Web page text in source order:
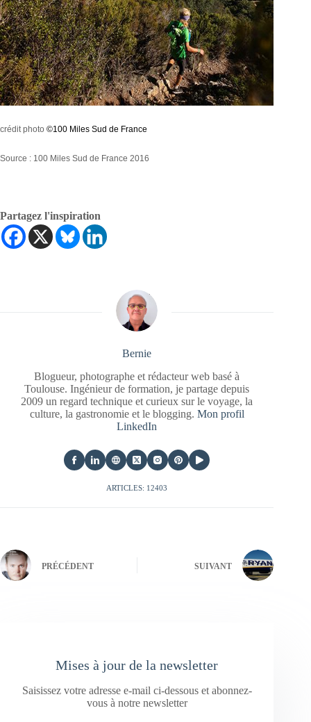
crédit photo ©100 Miles Sud de France
Source : 100 Miles Sud de France 2016
Partagez l'inspiration
Bernie
Blogueur, photographe et rédacteur web basé à
Toulouse. Ingénieur de formation, je partage depuis
2009 un regard technique et curieux sur le voyage, la
culture, la gastronomie et le blogging. Mon profil
LinkedIn
ARTICLES: 12403
PRÉCÉDENT SUIVANT
Mises à jour de la newsletter
Saisissez votre adresse e-mail ci-dessous et abonnez-
vous à notre newsletter